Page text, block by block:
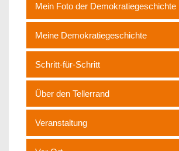
Mein Foto der Demokratiegeschichte
Meine Demokratiegeschichte
Schritt-für-Schritt
Über den Tellerrand
Veranstaltung